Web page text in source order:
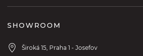
SHOWROOM
Široká 15, Praha 1 - Josefov